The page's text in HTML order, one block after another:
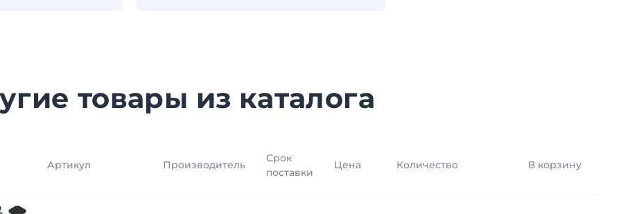
товары из каталога
Артикул Производитель
Срок
поставки
Цена Количество В корзину